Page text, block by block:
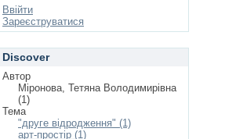
Ввійти
Зареєструватися
Discover
Автор
Міронова, Тетяна Володимирівна
(1)
Тема
"друге відродження" (1)
арт-простір (1)